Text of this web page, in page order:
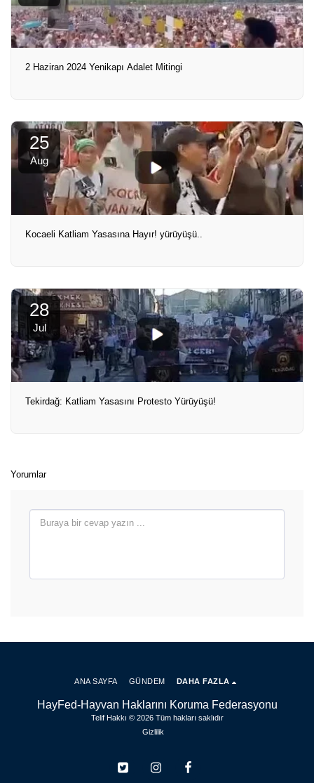
2 Haziran 2024 Yenikapı Adalet Mitingi
25
Aug
Kocaeli Katliam Yasasına Hayır! yürüyüşü..
28
Jul
Tekirdağ: Katliam Yasasını Protesto Yürüyüşü!
Yorumlar
HayFed-Hayvan Haklarını Koruma Federasyonu
Telif Hakkı © 2026 Tüm hakları saklıdır
Gizlilik
ANA SAYFA GÜNDEM DAHA FAZLA